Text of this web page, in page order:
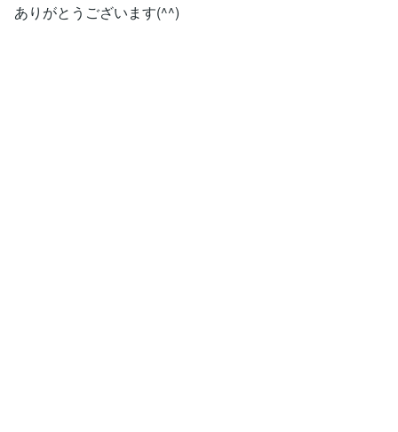
ありがとうございます(^^)